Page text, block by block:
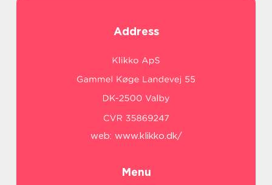
Address
web: www.klikko.dk/
Menu